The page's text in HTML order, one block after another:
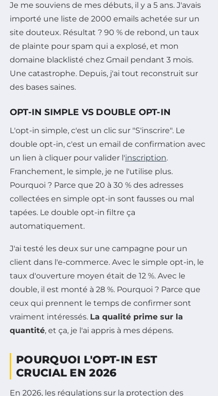
Je me souviens de mes débuts, il y a 5 ans. J'avais
importé une liste de 2000 emails achetée sur un
site douteux. Résultat ? 90 % de rebond, un taux
de plainte pour spam qui a explosé, et mon
domaine blacklisté chez Gmail pendant 3 mois.
Une catastrophe. Depuis, j'ai tout reconstruit sur
des bases saines.
OPT-IN SIMPLE VS DOUBLE OPT-IN
L'opt-in simple, c'est un clic sur "S'inscrire". Le
double opt-in, c'est un email de confirmation avec
un lien à cliquer pour valider l'inscription.
Franchement, le simple, je ne l'utilise plus.
Pourquoi ? Parce que 20 à 30 % des adresses
collectées en simple opt-in sont fausses ou mal
tapées. Le double opt-in filtre ça
automatiquement.
J'ai testé les deux sur une campagne pour un
client dans l'e-commerce. Avec le simple opt-in, le
taux d'ouverture moyen était de 12 %. Avec le
double, il est monté à 28 %. Pourquoi ? Parce que
ceux qui prennent le temps de confirmer sont
vraiment intéressés. La qualité prime sur la
quantité, et ça, je l'ai appris à mes dépens.
POURQUOI L'OPT-IN EST
CRUCIAL EN 2026
En 2026, les régulations sur la protection des